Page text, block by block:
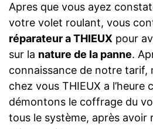
Apres que vous ayez
votre volet roulant, vous
réparateur a THIEUX pour
sur la nature de la panne.
connaissance de notre tarif,
chez vous THIEUX a l’heure
démontons le coffrage du
tous le système, après avoir